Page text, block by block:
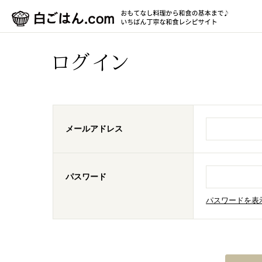
ログイン
メールアドレス
パスワード
パスワードを表